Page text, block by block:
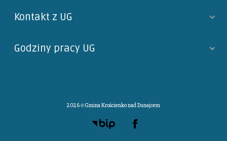
Kontakt z UG
Godziny pracy UG
2026 © Gmina Krościenko nad Dunajcem